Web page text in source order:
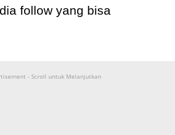
follow yang bisa
- Scroll untuk Melanjutkan